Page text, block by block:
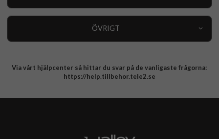
ÖVRIGT
Integritetspolicy
Via vårt hjälpcenter så hittar du svar på de vanligaste frågorna:
https://help.tillbehor.tele2.se